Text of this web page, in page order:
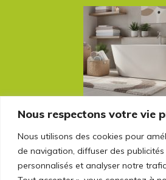
Nous respectons votre vie
Nous utilisons des cookies pour
de navigation, diffuser des
personnalisés et analyser notre
Accessoires de salle de bain
rangements, déco — le